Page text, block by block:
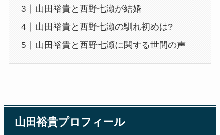
山田裕貴と西野七瀬が結婚
山田裕貴と西野七瀬の馴れ初めは?
山田裕貴と西野七瀬に関する世間の声
山田裕貴プロフィール